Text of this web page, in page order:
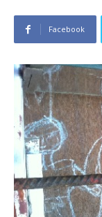
Facebook